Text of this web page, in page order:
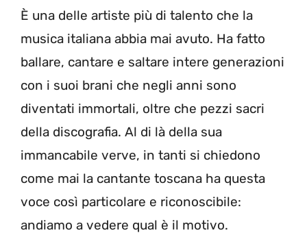
È una delle artiste più di talento che la
musica italiana abbia mai avuto. Ha fatto
ballare, cantare e saltare intere generazioni
con i suoi brani che negli anni sono
diventati immortali, oltre che pezzi sacri
della discografia. Al di là della sua
immancabile verve, in tanti si chiedono
come mai la cantante toscana ha questa
voce così particolare e riconoscibile:
andiamo a vedere qual è il motivo.